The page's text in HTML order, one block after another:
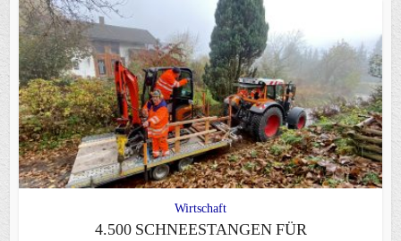
Wirtschaft
4.500 SCHNEESTANGEN FÜR